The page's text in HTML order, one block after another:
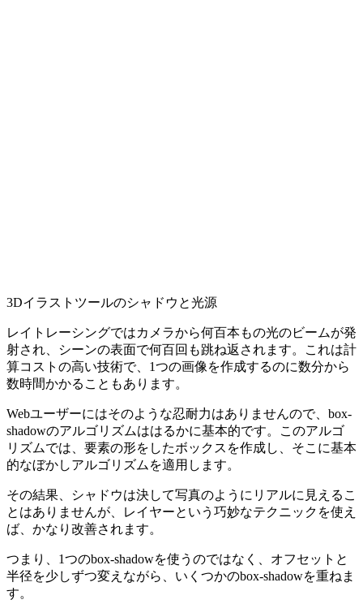
3Dイラストツールのシャドウと光源
レイトレーシングではカメラから何百本もの光のビームが発
射され、シーンの表面で何百回も跳ね返されます。これは計
算コストの高い技術で、1つの画像を作成するのに数分から
数時間かかることもあります。
Webユーザーにはそのような忍耐力はありませんので、 box-
shadowのアルゴリズムははるかに基本的です。このアルゴ
リズムでは、要素の形をしたボックスを作成し、そこに基本
的なぼかしアルゴリズムを適用します。
その結果、シャドウは決して写真のようにリアルに見えるこ
とはありませんが、
レイヤーという巧妙なテクニックを使え
ば、かなり改善されます。
つまり、1つのbox-shadowを使うのではなく、オフセットと
半径を少しずつ変えながら、いくつかのbox-shadowを重ねま
す。